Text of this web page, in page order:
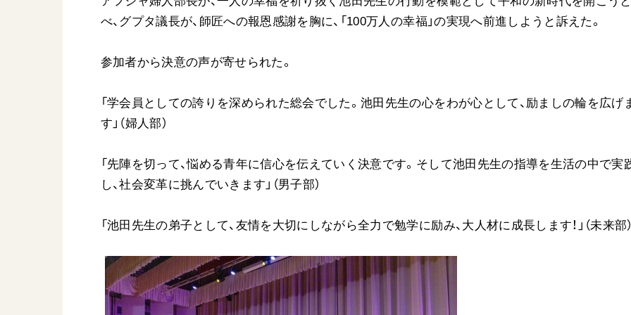
べ、グプタ議長が、師匠への報恩感謝を胸に、「100万人の幸福」の実現へ前進しようと訴えた。
参加者から決意の声が寄せられた。
「学会員としての誇りを深められた総会でした。池田先生の心をわが心として、励ましの輪を広げ
す」（婦人部）
「先陣を切って、悩める青年に信心を伝えていく決意です。そして池田先生の指導を生活の中で実
し、社会変革に挑んでいきます」（男子部）
「池田先生の弟子として、友情を大切にしながら全力で勉学に励み、大人材に成長します！」（未来部）